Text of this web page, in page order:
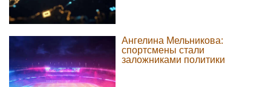
Ангелина Мельникова:
спортсмены стали
заложниками политики